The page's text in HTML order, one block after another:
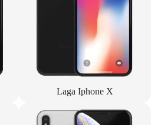
Laga Iphone X